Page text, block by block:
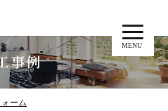
MENU
事例
ーム